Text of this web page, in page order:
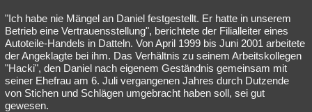
"Ich habe nie Mängel an Daniel festgestellt. Er hatte in unserem
Betrieb eine Vertrauensstellung", berichtete der Filialleiter eines
Autoteile-Handels in Datteln. Von April 1999 bis Juni 2001 arbeitete
der Angeklagte bei ihm. Das Verhältnis zu seinem Arbeitskollegen
"Hacki", den Daniel nach eigenem Geständnis gemeinsam mit
seiner Ehefrau am 6. Juli vergangenen Jahres durch Dutzende
von Stichen und Schlägen umgebracht haben soll, sei gut
gewesen.